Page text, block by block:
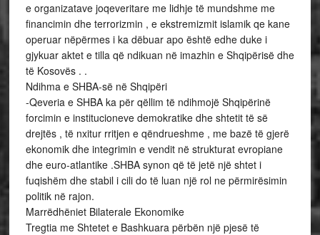
e organizatave joqeveritare me lidhje të mundshme me
financimin dhe terrorizmin , e ekstremizmit islamik qe kane
operuar nëpërmes i ka dëbuar apo është edhe duke i
gjykuar aktet e tilla që ndikuan në imazhin e Shqipërisë dhe
të Kosovës . .
Ndihma e SHBA-së në Shqipëri
-Qeveria e SHBA ka për qëllim të ndihmojë Shqipërinë
forcimin e institucioneve demokratike dhe shtetit të së
drejtës , të nxitur rritjen e qëndrueshme , me bazë të gjerë
ekonomik dhe integrimin e vendit në strukturat evropiane
dhe euro-atlantike .SHBA synon që të jetë një shtet i
fuqishëm dhe stabil i cili do të luan një rol ne përmirësimin
politik në rajon.
Marrëdhëniet Bilaterale Ekonomike
Tregtia me Shtetet e Bashkuara përbën një pjesë të